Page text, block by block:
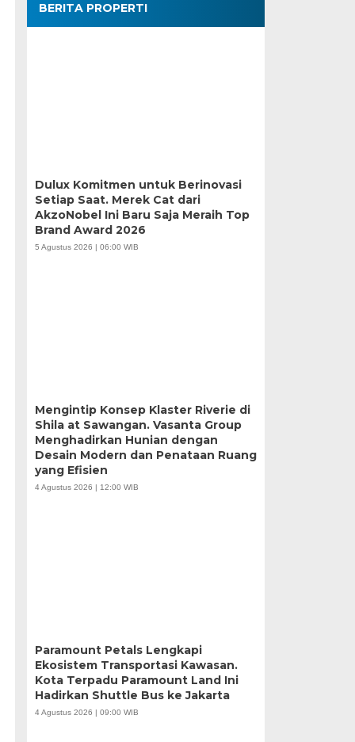
BERITA PROPERTI
Dulux Komitmen untuk Berinovasi
Setiap Saat. Merek Cat dari
AkzoNobel Ini Baru Saja Meraih Top
Brand Award 2026
5 Agustus 2026 | 06:00 WIB
Mengintip Konsep Klaster Riverie di
Shila at Sawangan. Vasanta Group
Menghadirkan Hunian dengan
Desain Modern dan Penataan Ruang
yang Efisien
4 Agustus 2026 | 12:00 WIB
Paramount Petals Lengkapi
Ekosistem Transportasi Kawasan.
Kota Terpadu Paramount Land Ini
Hadirkan Shuttle Bus ke Jakarta
4 Agustus 2026 | 09:00 WIB